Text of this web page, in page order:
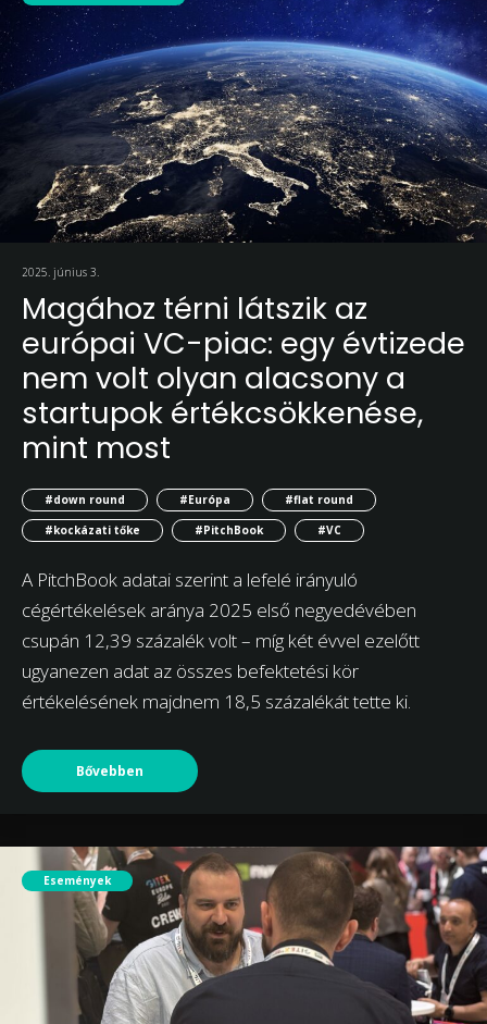
2025. június 3.
Magához térni látszik az
európai VC-piac: egy évtizede
nem volt olyan alacsony a
startupok értékcsökkenése,
mint most
#down round #Európa
#flat round
#kockázati tőke
#PitchBook #VC
A PitchBook adatai szerint a lefelé irányuló
cégértékelések aránya 2025 első negyedévében
csupán 12,39 százalék volt – míg két évvel ezelőtt
ugyanezen adat az összes befektetési kör
értékelésének majdnem 18,5 százalékát tette ki.
Bővebben
Események